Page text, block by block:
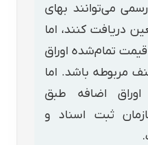
می‌توانند بهای
دریافت کنند، اما
قیمت تمام‌شده اوراق
مربوطه باشد. اما
اضافه طبق
ثبت اسناد و